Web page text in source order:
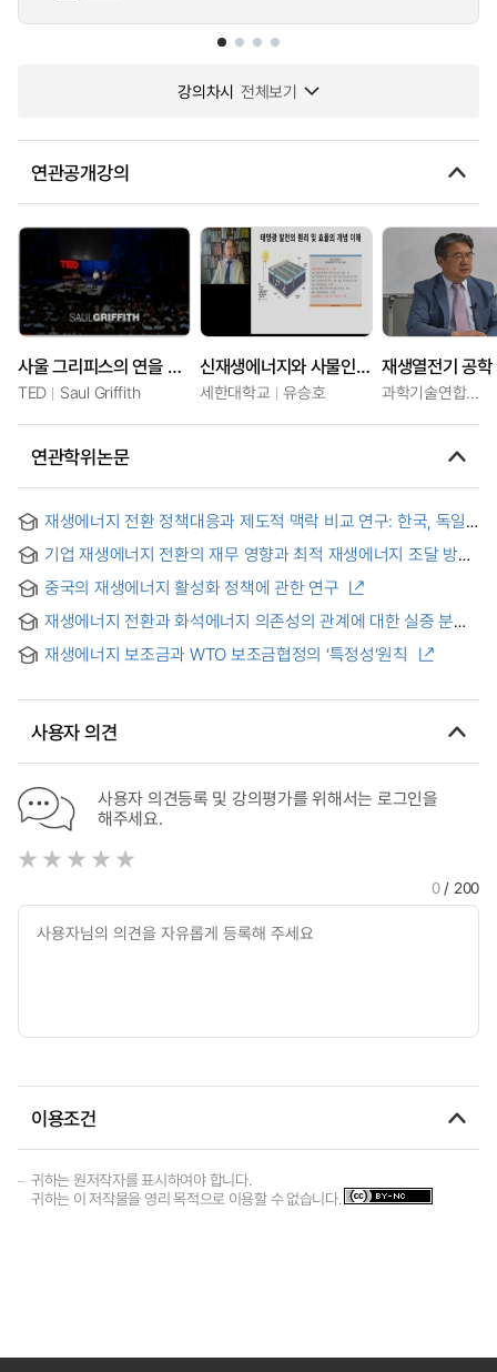
강의차시 전체보기
연관공개강의
사울 그리피스의 연을 이용한 미래의 재생에너지
TED Saul Griffith
신재생에너지와 사물인터넷
세한대학교 유승호
재생열전기 공
과학기술연합대학원대학교
연관학위논문
재생에너지 전환 정책대응과 제도적 맥락 비교 연구: 한국, 독일,
Contexts in Renewable Energy Transitions: A Comparative
Study of South Korea, Germany, and Japan
기업 재생에너지 전환의 재무 영향과 최적 재생에너지 조달 방안
중국의 재생에너지 활성화 정책에 관한 연구
재생에너지 전환과 화석에너지 의존성의 관계에 대한 실증 분석
Renewable Energy Transition and Fossil Fuel
재생에너지 보조금과 WTO 보조금협정의 ‘특정성’원칙
사용자 의견
사용자 의견등록 및 강의평가를 위해서는 로그인을
해주세요.
0/ 200
이용조건
귀하는 원저작자를 표시하여야 합니다.
귀하는 이 저작물을 영리 목적으로 이용할 수 없습니다.